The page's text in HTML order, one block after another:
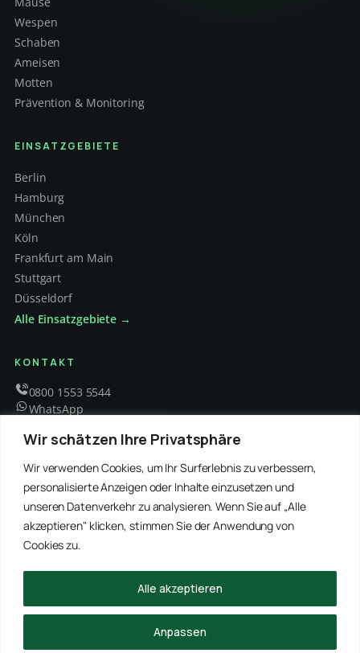
Wir schätzen Ihre Privatsphäre
Wir verwenden Cookies, um Ihr Surferlebnis zu verbessern,
personalisierte Anzeigen oder Inhalte einzusetzen und
unseren Datenverkehr zu analysieren. Wenn Sie auf „Alle
akzeptieren" klicken, stimmen Sie der Anwendung von
Cookies zu.
Anpassen
Alle akzeptieren
Wespen
Schaben
Ameisen
Motten
Prävention & Monitoring
EINSATZGEBIETE
Berlin
Hamburg
München
Köln
Frankfurt am Main
Stuttgart
Düsseldorf
Alle Einsatzgebiete →
KONTAKT
0800 1553 5544
WhatsApp
Mo – Fr 8 – 18 Uhr
EMPFOHLENE PARTNER
WinRei24 Dienstleistungen
Winterdienst Profi NRW
Winterdienst Niedersachsen
Winterdienst Hansa
Winterdienst Freitag
© 2026 Schädlingsbekämpfung Kraft · Alle Rechte vorbehalten